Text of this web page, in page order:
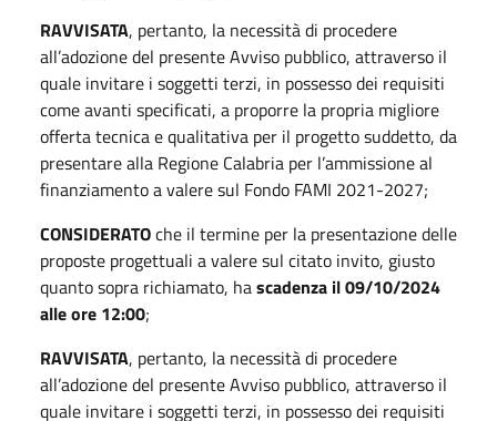
RAVVISATA, pertanto, la necessità di procedere
all’adozione del presente Avviso pubblico, attraverso il
quale invitare i soggetti terzi, in possesso dei requisiti
come avanti specificati, a proporre la propria migliore
offerta tecnica e qualitativa per il progetto suddetto, da
presentare alla Regione Calabria per l’ammissione al
finanziamento a valere sul Fondo FAMI 2021-2027;
CONSIDERATOche il termine per la presentazione delle
proposte progettuali a valere sul citato invito, giusto
quanto sopra richiamato, hascadenza il 09/10/2024
alle ore 12:00;
RAVVISATA, pertanto, la necessità di procedere
all’adozione del presente Avviso pubblico, attraverso il
quale invitare i soggetti terzi, in possesso dei requisiti